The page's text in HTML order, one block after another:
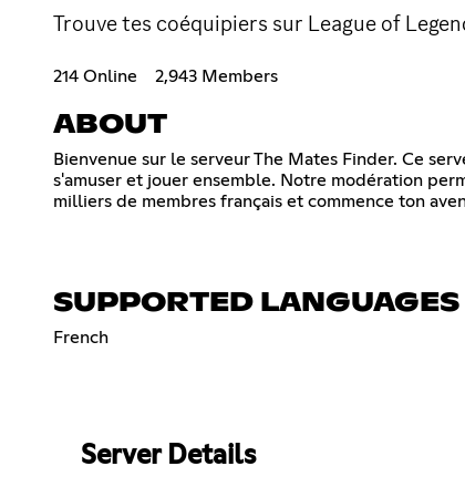
Trouve tes coéquipiers sur League of
214 Online 2,943 Members
ABOUT
Bienvenue sur le serveur The Mates Finder. Ce
s'amuser et jouer ensemble. Notre modération
milliers de membres français et commence ton
SUPPORTED LANGUAGES
French
Server Details